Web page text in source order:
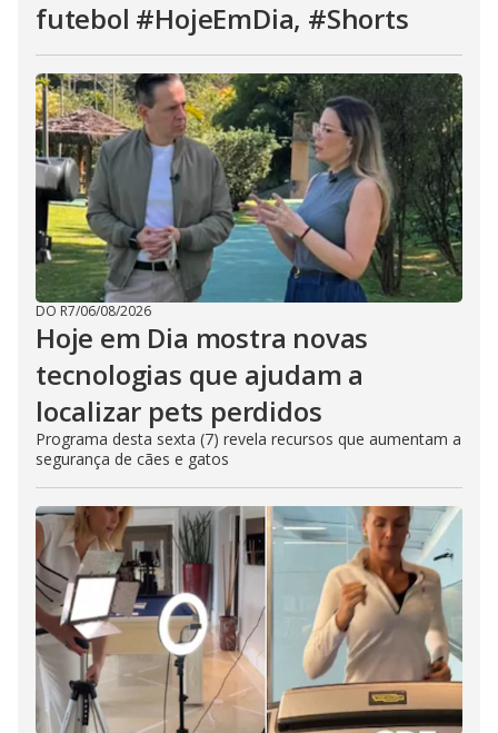
futebol #HojeEmDia, #Shorts
DO R7/06/08/2026
Hoje em Dia mostra novas
tecnologias que ajudam a
localizar pets perdidos
Programa desta sexta (7) revela recursos que aumentam a
segurança de cães e gatos